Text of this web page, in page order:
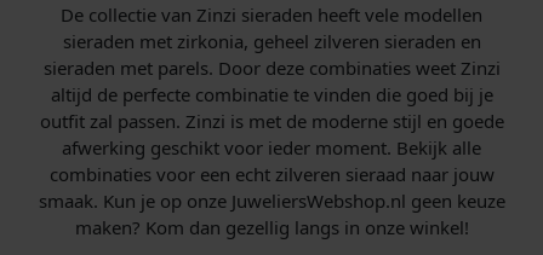
De collectie van Zinzi sieraden heeft vele modellen
sieraden met zirkonia, geheel zilveren sieraden en
sieraden met parels. Door deze combinaties weet Zinzi
altijd de perfecte combinatie te vinden die goed bij je
outfit zal passen. Zinzi is met de moderne stijl en goede
afwerking geschikt voor ieder moment. Bekijk alle
combinaties voor een echt zilveren sieraad naar jouw
smaak. Kun je op onze JuweliersWebshop.nl geen keuze
maken? Kom dan gezellig langs in onze winkel!